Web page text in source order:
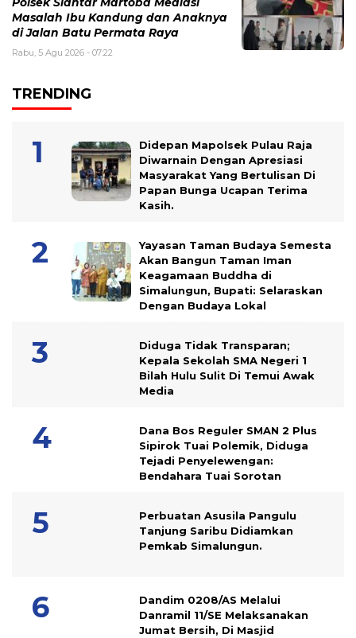
Masalah Ibu Kandung dan Anaknya
di Jalan Batu Permata Raya
Rabu, 5 Agu 2026 - 07:22
TRENDING
Didepan Mapolsek Pulau Raja
Diwarnain Dengan Apresiasi
Masyarakat Yang Bertulisan Di
Papan Bunga Ucapan Terima
Kasih.
Yayasan Taman Budaya Semesta
Akan Bangun Taman Iman
Keagamaan Buddha di
Simalungun, Bupati: Selaraskan
Dengan Budaya Lokal
Diduga Tidak Transparan;
Kepala Sekolah SMA Negeri 1
Bilah Hulu Sulit Di Temui Awak
Media
Dana Bos Reguler SMAN 2 Plus
Sipirok Tuai Polemik, Diduga
Tejadi Penyelewengan:
Bendahara Tuai Sorotan
Perbuatan Asusila Pangulu
Tanjung Saribu Didiamkan
Pemkab Simalungun.
Dandim 0208/AS Melalui
Danramil 11/SE Melaksanakan
Jumat Bersih, Di Masjid